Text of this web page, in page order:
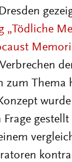
„Tödliche
zum Thema